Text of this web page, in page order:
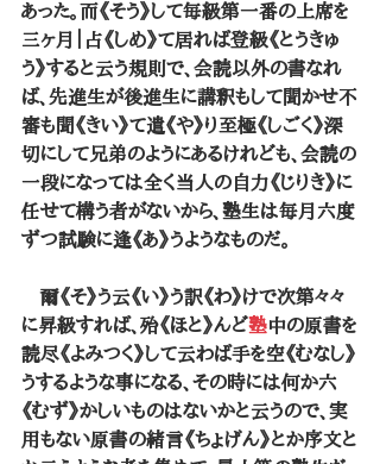
あった。而《そう》して毎級第一番の上席を
三ヶ月｜占《しめ》て居れば登級《とうきゅ
う》すると云う規則で、会読以外の書なれ
ば、先進生が後進生に講釈もして聞かせ不
審も聞《きい》て遣《や》り至極《しごく》深
切にして兄弟のようにあるけれども、会読の
一段になっては全く当人の自力《じりき》に
任せて構う者がないから、塾生は毎月六度
ずつ試験に逢《あ》うようなものだ。
爾《そ》う云《い》う訳《わ》けで次第々々
に昇級すれば、殆《ほと》んど塾中の原書を
読尽《よみつく》して云わば手を空《むなし》
うするような事になる、その時には何か六
《むず》かしいものはないかと云うので、実
用もない原書の緒言《ちょげん》とか序文と